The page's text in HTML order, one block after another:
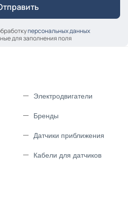
персональных данных
для заполнения поля
Электродвигатели
Бренды
Датчики приближения
Кабели для датчиков